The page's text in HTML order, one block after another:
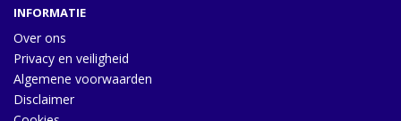
INFORMATIE
Over ons
Privacy en veiligheid
Algemene voorwaarden
Disclaimer